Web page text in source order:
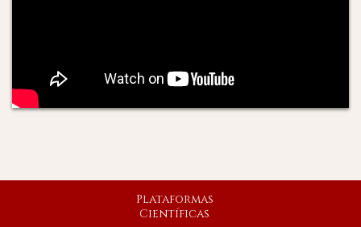
Plataformas
Científicas